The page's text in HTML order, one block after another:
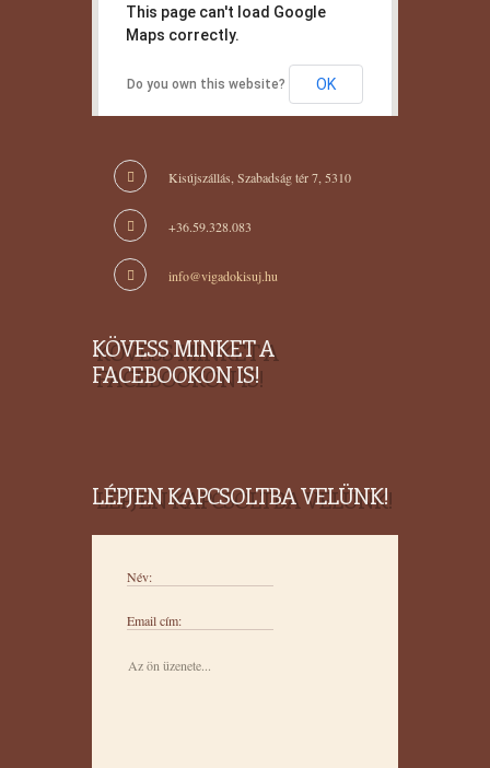
This page can't load Google
Maps correctly.
Do you own this website? OK
Kisújszállás, Szabadság tér 7, 5310
+36.59.328.083
info@vigadokisuj.hu
KÖVESS MINKET A
FACEBOOKON IS!
LÉPJEN KAPCSOLTBA VELÜNK!
Név:
Email cím: